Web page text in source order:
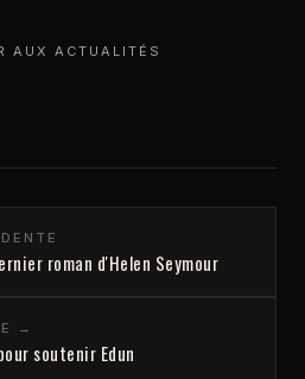
AUX ACTUALITÉS
roman d'Helen Seymour
→
soutenir Edun